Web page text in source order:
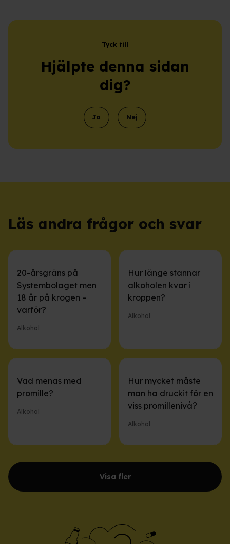
Tyck till
Hjälpte denna sidan
dig?
Ja Nej
Läs andra frågor och svar
20-årsgräns på
Systembolaget men
18 år på krogen –
varför?
Alkohol
Hur länge stannar
alkoholen kvar i
kroppen?
Alkohol
Vad menas med
promille?
Alkohol
Hur mycket måste
man ha druckit för en
viss promillenivå?
Alkohol
Visa fler